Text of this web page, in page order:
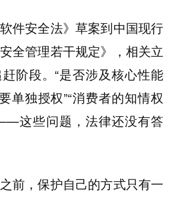
件安全法》草案到中国现行
全管理若干规定》，相关立
阶段。“是否涉及核心性能
单独授权”“消费者的知情权
这些问题，法律还没有答
前，保护自己的方式只有一